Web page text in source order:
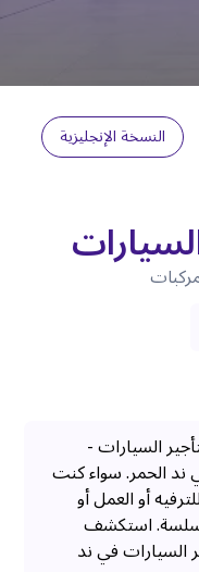
النسخة الإنجليزية
السيارات -
الحمر. سواء كنت
أو العمل أو
سلسة. استكشف
السيارات في ند